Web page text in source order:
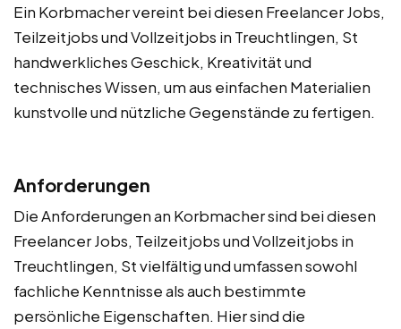
Ein Korbmacher vereint bei diesen Freelancer Jobs,
Teilzeitjobs und Vollzeitjobs in Treuchtlingen, St
handwerkliches Geschick, Kreativität und
technisches Wissen, um aus einfachen Materialien
kunstvolle und nützliche Gegenstände zu fertigen.
Anforderungen
Die Anforderungen an Korbmacher sind bei diesen
Freelancer Jobs, Teilzeitjobs und Vollzeitjobs in
Treuchtlingen, St vielfältig und umfassen sowohl
fachliche Kenntnisse als auch bestimmte
persönliche Eigenschaften. Hier sind die